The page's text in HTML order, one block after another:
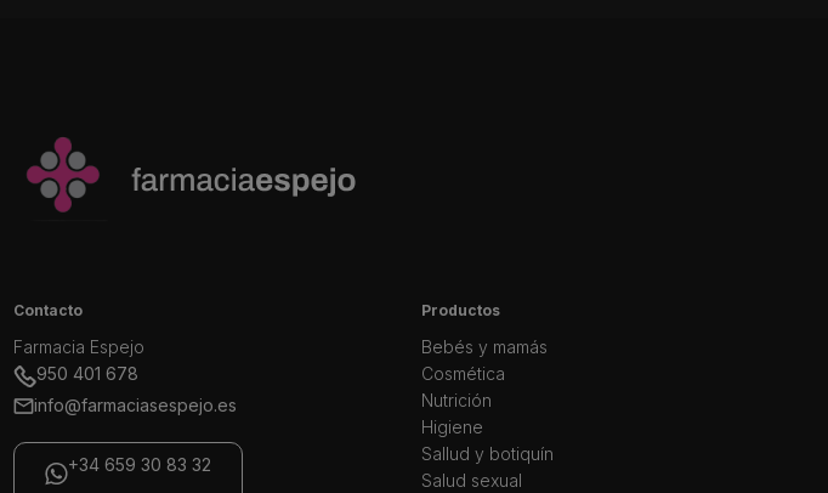
Contacto
Farmacia Espejo
950 401 678
info@farmaciasespejo.es
+34 659 30 83 32
Productos
Bebés y mamás
Cosmética
Nutrición
Higiene
Sallud y botiquín
Salud sexual